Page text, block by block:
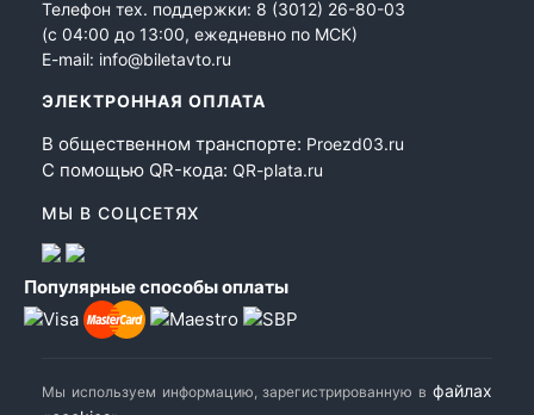
Телефон тех. поддержки: 8 (3012) 26-80-03
(с 04:00 до 13:00, ежедневно по МСК)
E-mail: info@biletavto.ru
ЭЛЕКТРОННАЯ ОПЛАТА
В общественном транспорте: Proezd03.ru
С помощью QR-кода: QR-plata.ru
МЫ В СОЦСЕТЯХ
Популярные способы оплаты
Мы используем информацию, зарегистрированную в файлах